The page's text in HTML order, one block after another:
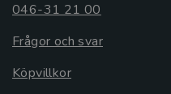
046-31 21 00
Frågor och svar
Köpvillkor